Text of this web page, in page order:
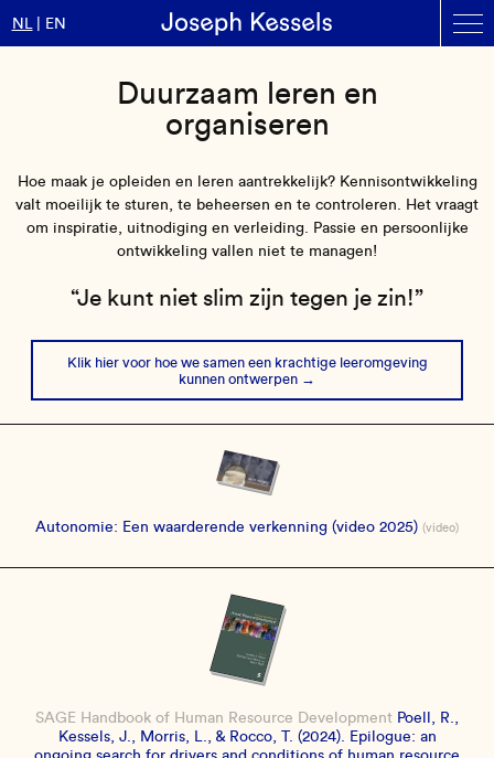
gaan
NL EN
Contact
Duurzaam leren en
organiseren
Hoe maak je opleiden en leren aantrekkelijk? Kennisontwikkeling
valt moeilijk te sturen, te beheersen en te controleren. Het vraagt
om inspiratie, uitnodiging en verleiding. Passie en persoonlijke
ontwikkeling vallen niet te managen!
“Je kunt niet slim zijn tegen je zin!”
Klik hier voor hoe we samen een krachtige leeromgeving
kunnen ontwerpen
Autonomie: Een waarderende verkenning (video 2025) (video)
SAGE Handbook of Human Resource Development Poell, R.,
Kessels, J., Morris, L., & Rocco, T. (2024). Epilogue: an